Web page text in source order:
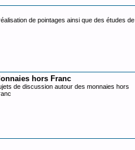
de pointages ainsi que des études de
hors Franc
de discussion autour des monnaies hors